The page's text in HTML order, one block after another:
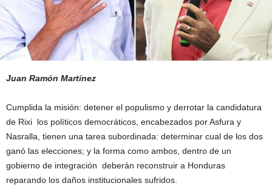
Juan Ramón Martínez
Cumplida la misión: detener el populismo y derrotar la candidatura
de Rixi los políticos democráticos, encabezados por Asfura y
Nasralla, tienen una tarea subordinada: determinar cual de los dos
ganó las elecciones; y la forma como ambos, dentro de un
gobierno de integración deberán reconstruir a Honduras
reparando los daños institucionales sufridos.